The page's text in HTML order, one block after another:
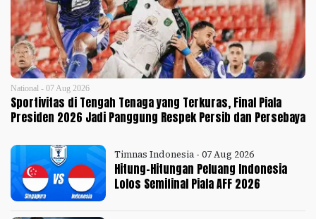
National - 07 Aug 2026
Sportivitas di Tengah Tenaga yang Terkuras, Final Piala
Presiden 2026 Jadi Panggung Respek Persib dan Persebaya
Timnas Indonesia - 07 Aug 2026
Hitung-Hitungan Peluang Indonesia
Lolos Semifinal Piala AFF 2026